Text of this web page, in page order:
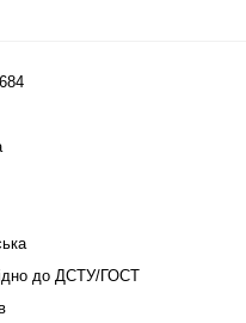
до ДСТУ/ГОСТ